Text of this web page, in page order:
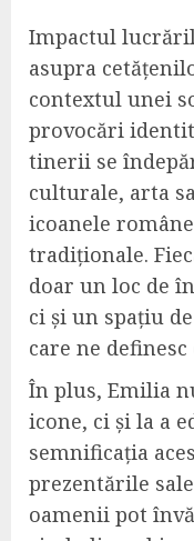
Impactul
asupra
contextul unei
provocări
tinerii se
culturale, arta
icoanele
tradiționale.
doar un loc de
ci și un spațiu
care ne
În plus, Emilia
icone, ci și la a
semnificația
prezentările
oamenii pot